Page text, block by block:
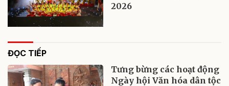
2026
ĐỌC TIẾP
Tưng bừng các hoạt động
Ngày hội Văn hóa dân tộc